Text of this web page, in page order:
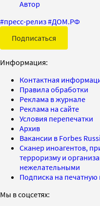
Автор
#пресс-релиз#ДОМ.РФ
Подписаться
Информация:
Контактная
Правила обработки
Реклама в журнале
Реклама на сайте
Условия перепечатки
Архив
Вакансии в Forbes
Сканер иноагентов,
терроризму и
нежелательными
Подписка на
Мы в соцсетях: